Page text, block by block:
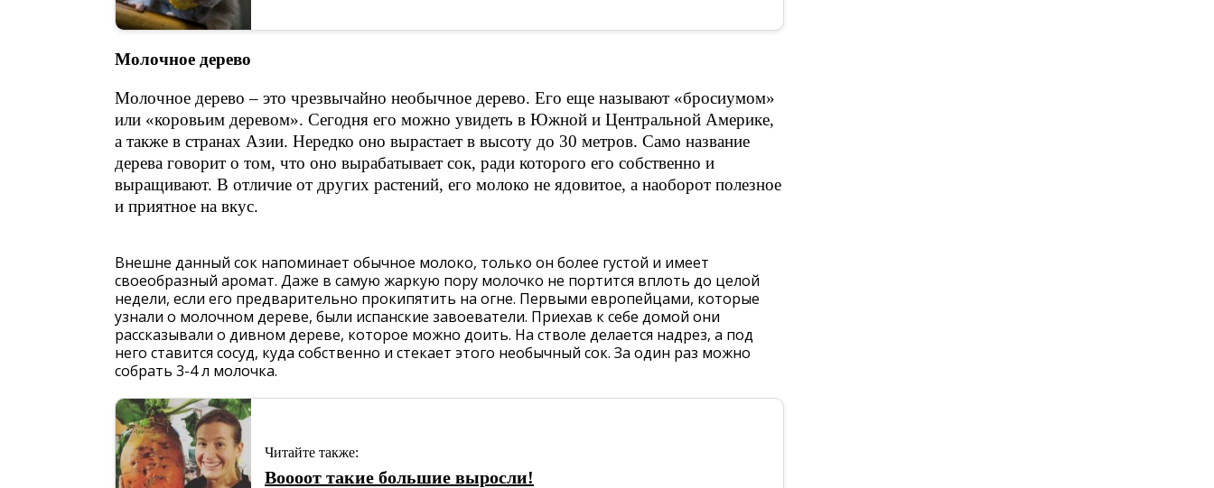
Молочное дерево
Молочное дерево – это чрезвычайно необычное дерево. Его еще называют «бросиумом»
или «коровьим деревом». Сегодня его можно увидеть в Южной и Центральной Америке,
а также в странах Азии. Нередко оно вырастает в высоту до 30 метров. Само название
дерева говорит о том, что оно вырабатывает сок, ради которого его собственно и
выращивают. В отличие от других растений, его молоко не ядовитое, а наоборот полезное
и приятное на вкус.
Внешне данный сок напоминает обычное молоко, только он более густой и имеет
своеобразный аромат. Даже в самую жаркую пору молочко не портится вплоть до целой
недели, если его предварительно прокипятить на огне. Первыми европейцами, которые
узнали о молочном дереве, были испанские завоеватели. Приехав к себе домой они
рассказывали о дивном дереве, которое можно доить. На стволе делается надрез, а под
него ставится сосуд, куда собственно и стекает этого необычный сок. За один раз можно
собрать 3-4 л молочка.
Читайте также:
Воооот такие большие выросли!